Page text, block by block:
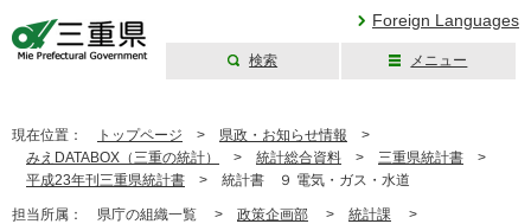
Foreign Languages
検索 メニュー
現在位置： トップページ > 県政・お知らせ情報 >
みえDATABOX（三重の統計）
> 統計総合資料 > 三重県統計書 >
平成23年刊三重県統計書 > 統計書 ９ 電気・ガス・水道
担当所属： 県庁の組織一覧 > 政策企画部 > 統計課 >